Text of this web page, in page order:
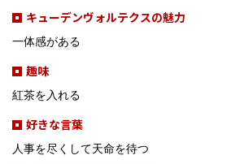
キューデンヴォルテクスの魅力
一体感がある
趣味
紅茶を入れる
好きな言葉
人事を尽くして天命を待つ